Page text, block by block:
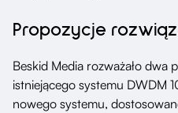
Propozycje
Beskid Media rozważało dwa
istniejącego systemu DWDM
nowego systemu,